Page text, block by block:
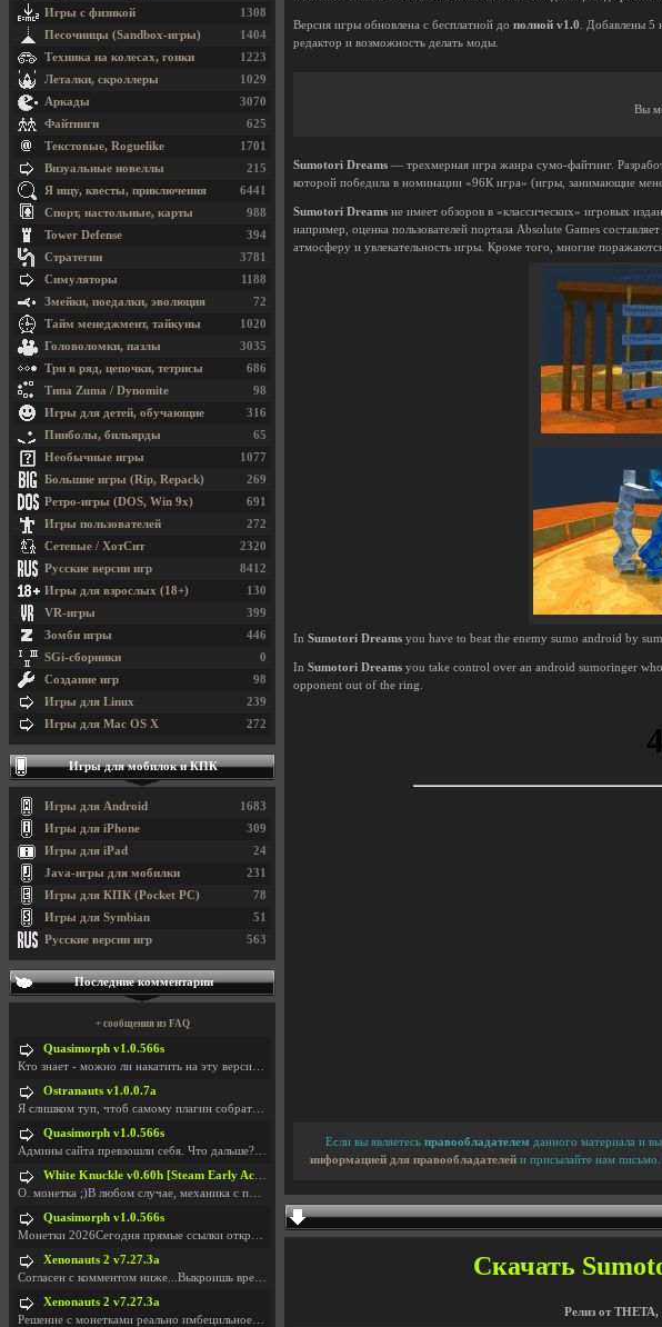
Версия игры обновлена с бесплатной до полной v1.0 . Добавлены 5
редактор и возможность делать моды.
Вы
Sumotori Dreams — трехмерная игра жанра сумо-файтинг.
которой победила в номинации «96К игра» (игры, занимающие
Sumotori Dreams не имеет обзоров в «классических» игровых
например, оценка пользователей портала Absolute Games
атмосферу и увлекательность игры. Кроме того, многие
In Sumotori Dreams you have to beat the enemy sumo android by
In Sumotori Dreams you take control over an android sumoringer
opponent out of the ring.
Если вы являетесь правообладателем данного материала и
информацией для правообладателей и присылайте нам
Скачать
Релиз от
1308
Игры с физикой
1404
Песочницы (Sandbox-игры)
1223
Техника на колесах, гонки
1029
Леталки, скроллеры
3070
Аркады
625
Файтинги
1701
Текстовые, Roguelike
215
Визуальные новеллы
6441
Я ищу, квесты, приключения
988
Спорт, настольные, карты
394
Tower Defense
3781
Стратегии
1188
Симуляторы
72
Змейки, поедалки, эволюция
1020
Тайм менеджмент, тайкуны
3035
Головоломки, пазлы
686
Три в ряд, цепочки, тетрисы
98
Типа Zuma / Dynomite
316
Игры для детей, обучающие
65
Пинболы, бильярды
1077
Необычные игры
269
Большие игры (Rip, Repack)
691
Ретро-игры (DOS, Win 9x)
272
Игры пользователей
2320
Сетевые / ХотСит
8412
Русские версии игр
130
Игры для взрослых (18+)
399
VR-игры
446
Зомби игры
0
SGi-сборники
98
Создание игр
239
Игры для Linux
272
Игры для Mac OS X
Игры для мобилок и КПК
1683
Игры для Android
309
Игры для iPhone
24
Игры для iPad
231
Java-игры для мобилки
78
Игры для КПК (Pocket PC)
51
Игры для Symbian
563
Русские версии игр
Последние комментарии
+ сообщения из FAQ
Quasimorph v1.0.566s
Кто знает - можно ли накатить на эту версию моды?
Ostranauts v1.0.0.7a
Я слишком туп, чтоб самому плагин собрать. И что-т
Quasimorph v1.0.566s
Админы сайта превзошли себя. Что дальше? Засунь се
White Knuckle v0.60h [Steam Early Access]
О. монетка ;)В любом случае, механика с поиском мо
Quasimorph v1.0.566s
Монетки 2026Сегодня прямые ссылки открываются посл
Xenonauts 2 v7.27.3a
Согласен с комментом ниже...Выкроишь время чтобы з
Xenonauts 2 v7.27.3a
Решение с монетками реально имбецильное. Как сдела